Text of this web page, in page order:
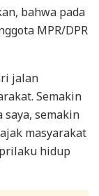
bahwa pada
MPR/DPR
jalan
Semakin
saya, semakin
masyarakat
hidup